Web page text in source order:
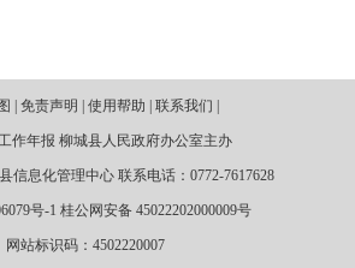
| 免责声明 | 使用帮助 | 联系我们 |
作年报 柳城县人民政府办公室主办
信息化管理中心 联系电话：0772-7617628
号-1 桂公网安备 45022202000009号
网站标识码：4502220007